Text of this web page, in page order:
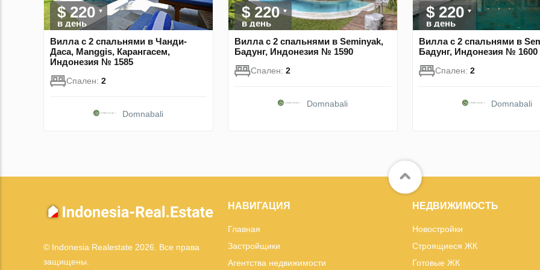
$ 220
в день
Вилла с 2 спальнями в Чанди-
Даса, Manggis, Карангасем,
Индонезия № 1585
Спален: 2
Domnabali
$ 220
в день
Вилла с 2 спальнями в Seminyak,
Бадунг, Индонезия № 1590
Спален: 2
Domnabali
$ 220
в день
Вилла с 2 спальнями в
Бадунг, Индонезия № 1600
Спален: 2
Domnabali
© Indonesia Realestate 2026. Все права
защищены.
НАВИГАЦИЯ
Главная
Застройщики
Агентства недвижимости
НЕДВИЖИМОСТЬ
Новостройки
Строящиеся ЖК
Готовые ЖК